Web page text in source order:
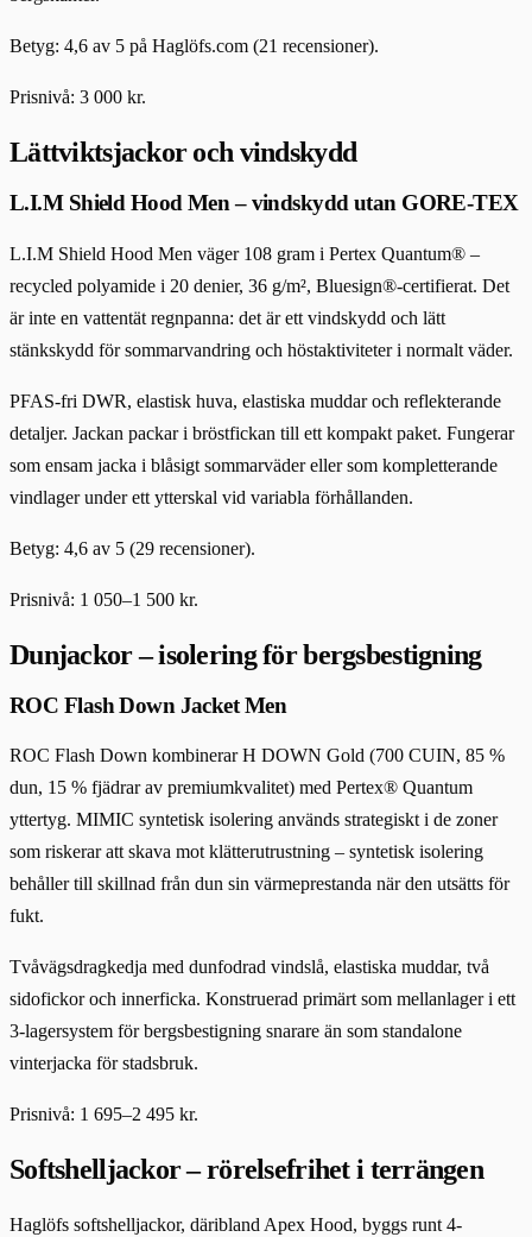
Betyg: 4,6 av 5 på Haglöfs.com (21 recensioner).
Prisnivå: 3 000 kr.
Lättviktsjackor och vindskydd
L.I.M Shield Hood Men – vindskydd utan GORE-TEX
L.I.M Shield Hood Men väger 108 gram i Pertex Quantum® –
recycled polyamide i 20 denier, 36 g/m², Bluesign®-certifierat. Det
är inte en vattentät regnpanna: det är ett vindskydd och lätt
stänkskydd för sommarvandring och höstaktiviteter i normalt väder.
PFAS-fri DWR, elastisk huva, elastiska muddar och reflekterande
detaljer. Jackan packar i bröstfickan till ett kompakt paket. Fungerar
som ensam jacka i blåsigt sommarväder eller som kompletterande
vindlager under ett ytterskal vid variabla förhållanden.
Betyg: 4,6 av 5 (29 recensioner).
Prisnivå: 1 050–1 500 kr.
Dunjackor – isolering för bergsbestigning
ROC Flash Down Jacket Men
ROC Flash Down kombinerar H DOWN Gold (700 CUIN, 85 %
dun, 15 % fjädrar av premiumkvalitet) med Pertex® Quantum
yttertyg. MIMIC syntetisk isolering används strategiskt i de zoner
som riskerar att skava mot klätterutrustning – syntetisk isolering
behåller till skillnad från dun sin värmeprestanda när den utsätts för
fukt.
Tvåvägsdragkedja med dunfodrad vindslå, elastiska muddar, två
sidofickor och innerficka. Konstruerad primärt som mellanlager i ett
3-lagersystem för bergsbestigning snarare än som standalone
vinterjacka för stadsbruk.
Prisnivå: 1 695–2 495 kr.
Softshelljackor – rörelsefrihet i terrängen
Haglöfs softshelljackor, däribland Apex Hood, byggs runt 4-